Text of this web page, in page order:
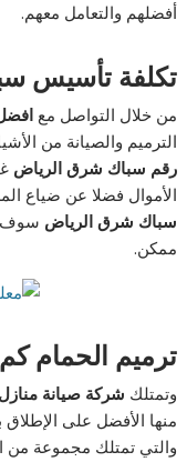
أفضلهم والتعامل معهم.
تكلفة تأسيس
من خلال التواصل مع
الترميم والصيانة من
رقم سباك شرق الرياض
الأموال فضلا عن ضياع
سباك شرق الرياض سوف
ممكن.
ترميم الحمام
وتمتلك شركة صيانة
منها الأفضل على
والتي تمتلك مجموعة من